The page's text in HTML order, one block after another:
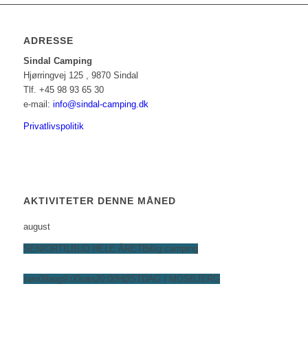
ADRESSE
Sindal Camping
Hjørringvej 125 , 9870 Sindal
Tlf. +45 98 93 65 30
e-mail: info@sindal-camping.dk
Privatlivspolitik
AKTIVITETER DENNE MÅNED
august
SENIORTILBUD HELE ÅRETBillig camping
søn09aug9:00søn20:00HØSTDAG I MOSBJERG